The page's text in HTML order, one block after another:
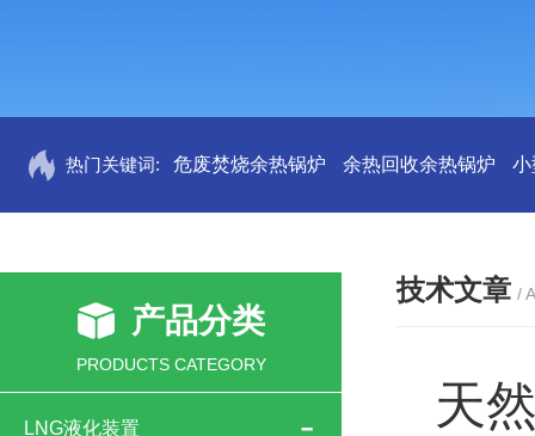
热门关键词: 危废焚烧余热锅炉 余热回收余热锅炉 小
产品分类
PRODUCTS CATEGORY
LNG液化装置
技术文章 /
天